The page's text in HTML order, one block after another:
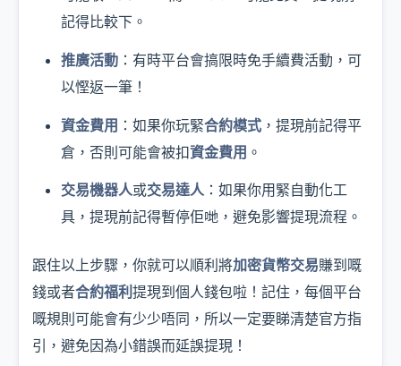
記得比較下。
推廣活動 ：有時平台會搞限時免手續費活動，可
以慳返一筆！
資金費用 ：如果你玩緊合約模式 ，提現前記得平
倉，否則可能會被扣資金費用 。
交易機器人或交易達人 ：如果你用緊自動化工
具，提現前記得暫停佢哋，避免影響提現流程。
跟住以上步驟，你就可以順利將加密貨幣交易賺到嘅
錢或者合約福利 提現到個人錢包啦！記住，每個平台
嘅規則可能會有少少唔同，所以一定要睇清楚官方指
引，避免因為小錯誤而延誤提現！